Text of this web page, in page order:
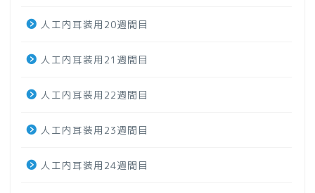
人工内耳装用20週間目
人工内耳装用21週間目
人工内耳装用22週間目
人工内耳装用23週間目
人工内耳装用24週間目